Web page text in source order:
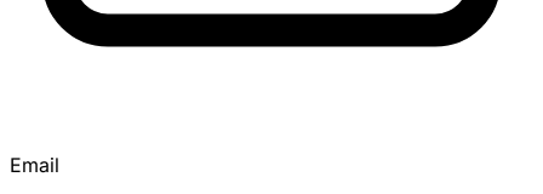
Email